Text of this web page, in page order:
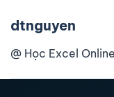
dtnguyen
@ Học Excel